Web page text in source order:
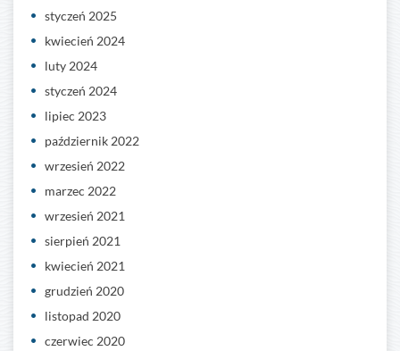
styczeń 2025
kwiecień 2024
luty 2024
styczeń 2024
lipiec 2023
październik 2022
wrzesień 2022
marzec 2022
wrzesień 2021
sierpień 2021
kwiecień 2021
grudzień 2020
listopad 2020
czerwiec 2020